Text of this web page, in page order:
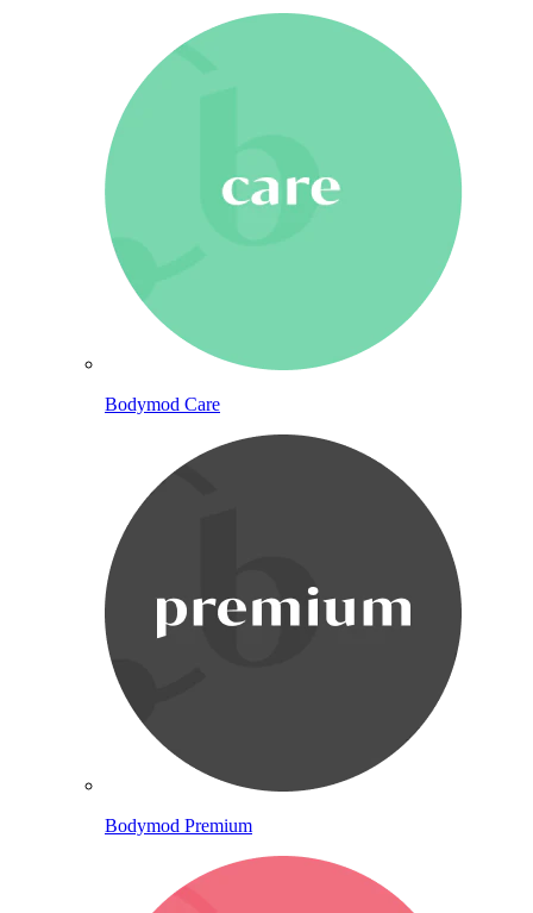
Bodymod Care
Bodymod Premium